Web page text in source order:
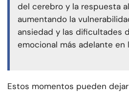
del cerebro y la respuesta
aumentando la
ansiedad y las dificultades
emocional más adelante en
Estos momentos pueden